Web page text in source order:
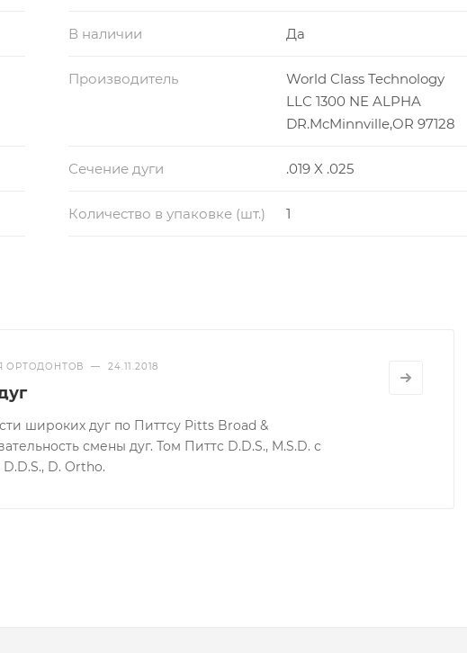
В наличии Да
Производитель
World Class Technology
LLC 1300 NE ALPHA
DR.McMinnville,OR 97128
Сечение дуги .019 X .025
Количество в упаковке (шт.) 1
ОРТОДОНТОВ — 24.11.2018
широких дуг по Питтсу Pitts Broad &
смены дуг. Том Питтс D.D.S., M.S.D. с
D. Ortho.